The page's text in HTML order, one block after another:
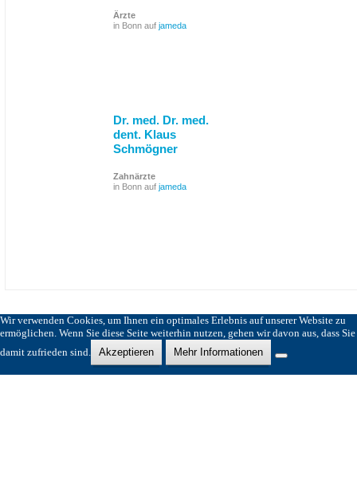
Ärzte
in Bonn auf jameda
Dr. med. Dr. med.
dent. Klaus
Schmögner
Zahnärzte
in Bonn auf jameda
Wir verwenden Cookies, um Ihnen ein optimales Erlebnis auf unserer Website zu
ermöglichen. Wenn Sie diese Seite weiterhin nutzen, gehen wir davon aus, dass Sie
damit zufrieden sind.
Akzeptieren Mehr Informationen